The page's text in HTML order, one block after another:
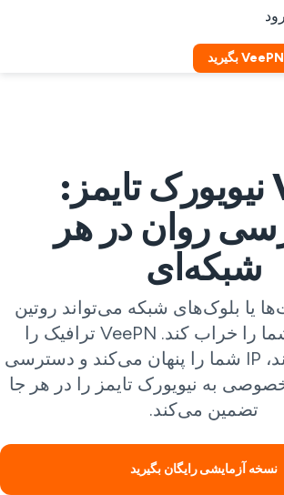
VPN نیویورک تایمز:
روان در هر
شبکه‌ای
یا بلوک‌های شبکه می‌تواند روتین
خواندن خبر شما را خراب کند. VeePN ترافیک را
رمزگذاری می‌کند، IP شما را پنهان می‌کند و دسترسی
به نیویورک تایمز را در هر جا
تضمین می‌کند.
نسخه آزمایشی رایگان بگیرید